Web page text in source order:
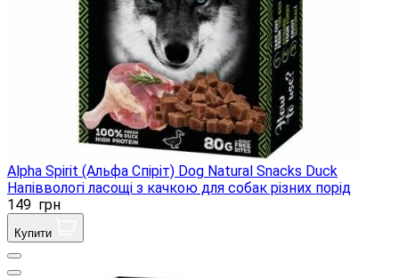
Alpha Spirit (Альфа Спіріт) Dog Natural Snacks Duck
Напіввологі ласощі з качкою для собак різних порід
149 грн
Купити